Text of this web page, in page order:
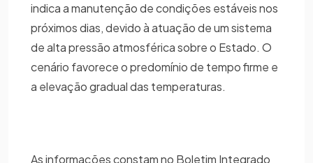
indica a manutenção de condições estáveis nos
próximos dias, devido à atuação de um sistema
de alta pressão atmosférica sobre o Estado. O
cenário favorece o predomínio de tempo firme e
a elevação gradual das temperaturas.
As informações constam no Boletim Integrado